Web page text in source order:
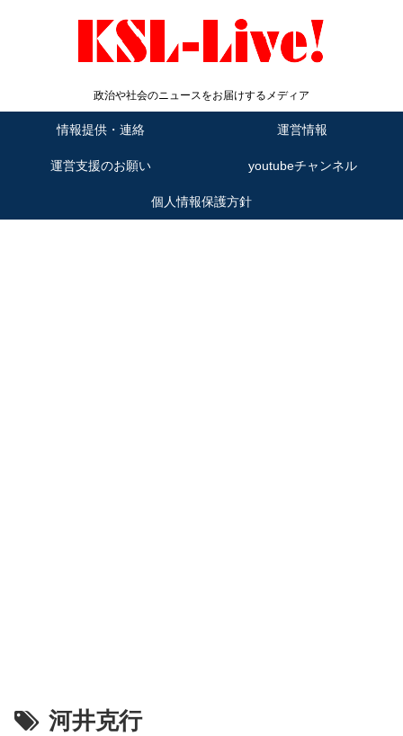
政治や社会のニュースをお届けするメディア
情報提供・連絡 運営情報
運営支援のお願い youtubeチャンネル
個人情報保護方針
河井克行